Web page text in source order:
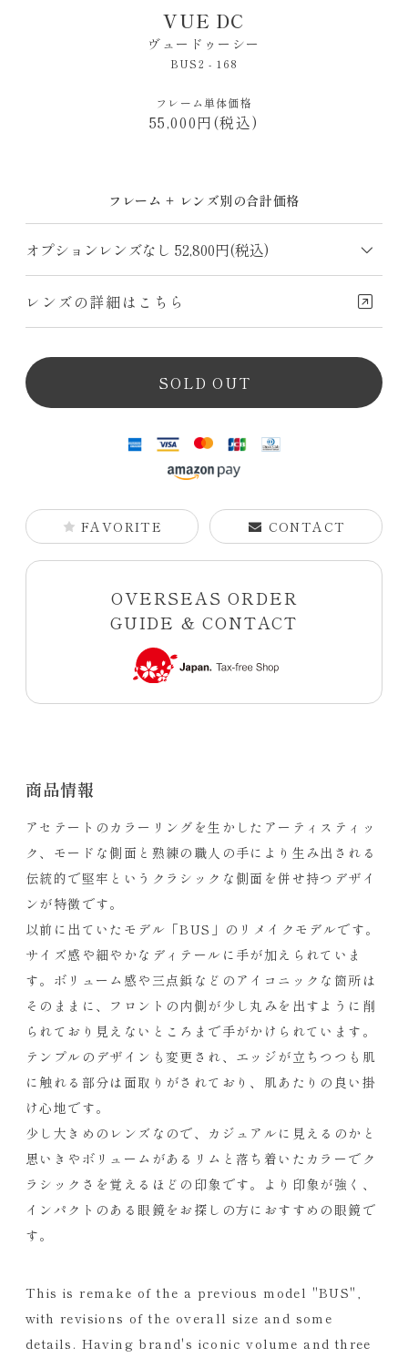
VUE DC
ヴュードゥーシー
BUS2 - 168
フレーム単体価格
55,000円(税込)
フレーム + レンズ別の合計価格
レンズの詳細はこちら
SOLD OUT
FAVORITE CONTACT
OVERSEAS ORDER
GUIDE & CONTACT
商品情報
アセテートのカラーリングを生かしたアーティスティッ
ク、モードな側面と熟練の職人の手により生み出される
伝統的で堅牢というクラシックな側面を併せ持つデザイ
ンが特徴です。
以前に出ていたモデル「BUS」のリメイクモデルです。
サイズ感や細やかなディテールに手が加えられていま
す。ボリューム感や三点鋲などのアイコニックな箇所は
そのままに、フロントの内側が少し丸みを出すように削
られており見えないところまで手がかけられています。
テンプルのデザインも変更され、エッジが立ちつつも肌
に触れる部分は面取りがされており、肌あたりの良い掛
け心地です。
少し大きめのレンズなので、カジュアルに見えるのかと
思いきやボリュームがあるリムと落ち着いたカラーでク
ラシックさを覚えるほどの印象です。より印象が強く、
インパクトのある眼鏡をお探しの方におすすめの眼鏡で
す。
This is remake of the a previous model "BUS",
with revisions of the overall size and some
details. Having brand's iconic volume and three